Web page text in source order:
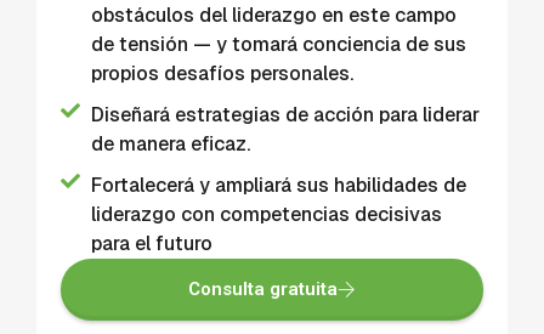
obstáculos del liderazgo en este campo
de tensión — y tomará conciencia de sus
propios desafíos personales.
Diseñará estrategias de acción para liderar
de manera eficaz.
Fortalecerá y ampliará sus habilidades de
liderazgo con competencias decisivas
para el futuro
Consulta gratuita